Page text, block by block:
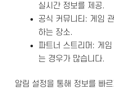
실시간 정보를 제공.
공식 커뮤니티: 게임
하는 장소.
파트너 스트리머: 게
는 경우가 많습니다.
알림 설정을 통해 정보를 빠